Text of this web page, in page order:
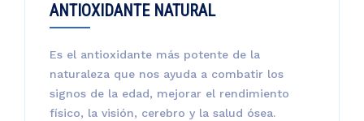
ANTIOXIDANTE NATURAL
Es el antioxidante más potente de la
naturaleza que nos ayuda a combatir los
signos de la edad, mejorar el rendimiento
físico, la visión, cerebro y la salud ósea.